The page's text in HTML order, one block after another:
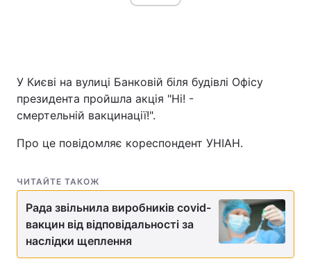
У Києві на вулиці Банковій біля будівлі Офісу
президента пройшла акція "Ні! -
смертельній вакцинації!".
Про це повідомляє кореспондент УНІАН.
ЧИТАЙТЕ ТАКОЖ
Рада звільнила виробників covid-
вакцин від відповідальності за
наслідки щеплення